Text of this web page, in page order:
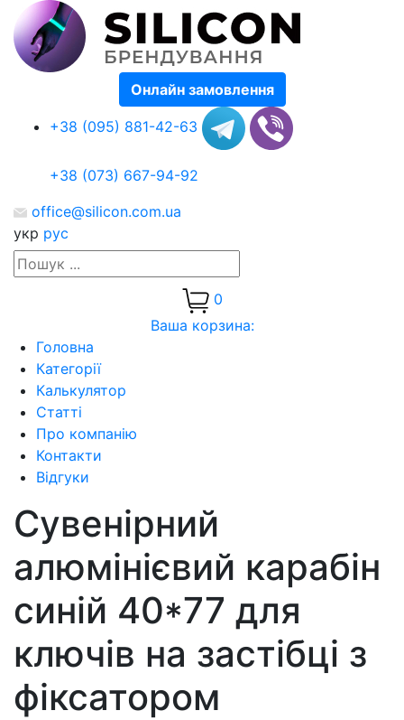
Онлайн замовлення
+38 (095) 881-42-63
+38 (073) 667-94-92
office@silicon.com.ua
укр рус
0
Ваша корзина:
Головна
Категорії
Калькулятор
Статті
Про компанію
Контакти
Відгуки
Сувенірний
алюмінієвий карабін
синій 40*77 для
ключів на застібці з
фіксатором